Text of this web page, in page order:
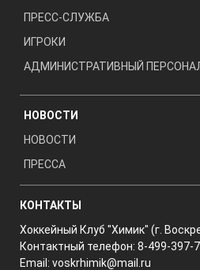
ПРЕСС-СЛУЖБА
ИГРОКИ
АДМИНИСТРАТИВНЫЙ
НОВОСТИ
НОВОСТИ
ПРЕССА
КОНТАКТЫ
Хоккейный Клуб "Химик" (г.
Контактный телефон: 8-499-397-
Email: voskrhimik@mail.ru